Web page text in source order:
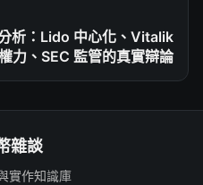
析：Lido 中心化、Vitalik
力、SEC 監管的真實辯論
雜談
實作知識庫